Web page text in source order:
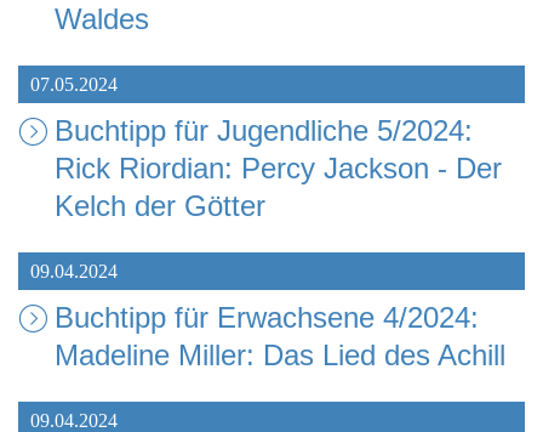
Waldes
07.05.2024
Buchtipp für Jugendliche 5/2024:
Rick Riordian: Percy Jackson - Der
Kelch der Götter
09.04.2024
Buchtipp für Erwachsene 4/2024:
Madeline Miller: Das Lied des Achill
09.04.2024